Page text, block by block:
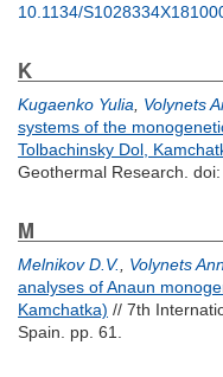
10.1134/
K
Kugaenko Yulia Volynets
systems of the
Tolbachinsky Dol,
Geothermal Research. doi:
M
Melnikov D.V. Volynets
analyses of Anaun
Kamchatka) // 7th
Spain. pp. 61.